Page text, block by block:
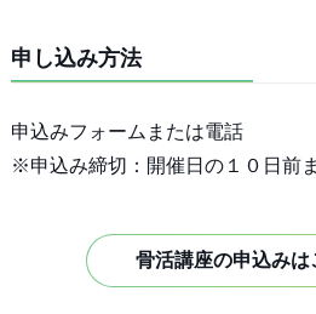
申し込み方法
申込みフォームまたは電話
※申込み締切：開催日の１０日前
骨活講座の申込みは